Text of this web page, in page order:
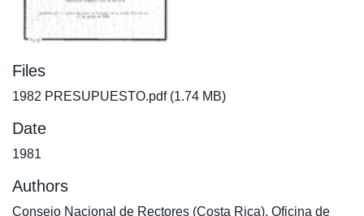
Files
1982 PRESUPUESTO.pdf(1.74 MB)
Date
1981
Authors
Consejo Nacional de Rectores (Costa Rica). Oficina de